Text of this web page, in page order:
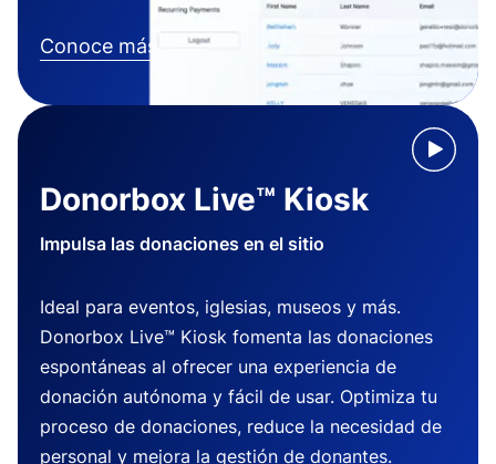
Conoce más
Donorbox Live™ Kiosk
Impulsa las donaciones en el sitio
Ideal para eventos, iglesias, museos y más.
Donorbox Live™ Kiosk fomenta las donaciones
espontáneas al ofrecer una experiencia de
donación autónoma y fácil de usar. Optimiza tu
proceso de donaciones, reduce la necesidad de
personal y mejora la gestión de donantes.